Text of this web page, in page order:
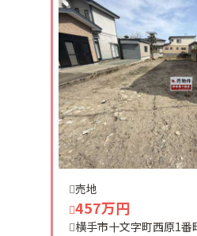
有難うございます。
2025-10-23
横手市増田町亀田南中古住
た。
ありがとうございます。
2025-10-14
十文字町仁井田字東土地ご契
有難うございます。
売地
457万円
横手市十文字町西原1番